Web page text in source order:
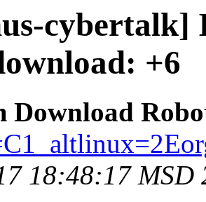
cybertalk]
+6
Download
18:48:17 MSD